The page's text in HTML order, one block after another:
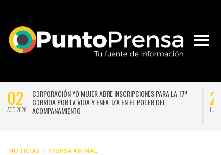
02
AGO 2026
CORPORACIÓN YO MUJER ABRE INSCRIPCIONES PARA LA 17ª
CORRIDA POR LA VIDA Y ENFATIZA EN EL PODER DEL
ACOMPAÑAMIENTO
JUL
NOTICIAS PRENSA ANIMAL